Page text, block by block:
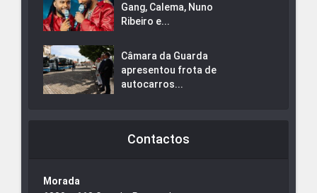
Gang, Calema, Nuno
Ribeiro e...
Câmara da Guarda
apresentou frota de
autocarros...
Contactos
Morada